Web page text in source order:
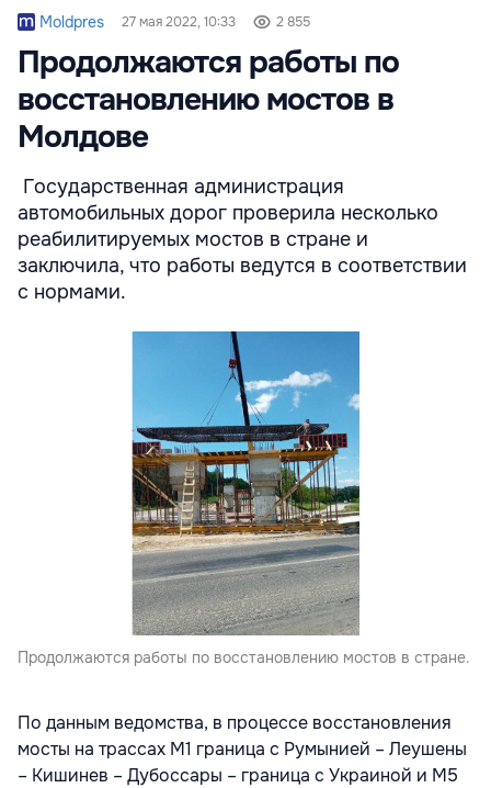
Moldpres 27 мая 2022, 10:33 2 855
Продолжаются работы по
восстановлению мостов в
Молдове
Государственная администрация
автомобильных дорог проверила несколько
реабилитируемых мостов в стране и
заключила, что работы ведутся в соответствии
с нормами.
Продолжаются работы по восстановлению мостов в стране.
По данным ведомства, в процессе восстановления
мосты на трассах М1 граница с Румынией – Леушены
– Кишинев – Дубоссары – граница с Украиной и М5